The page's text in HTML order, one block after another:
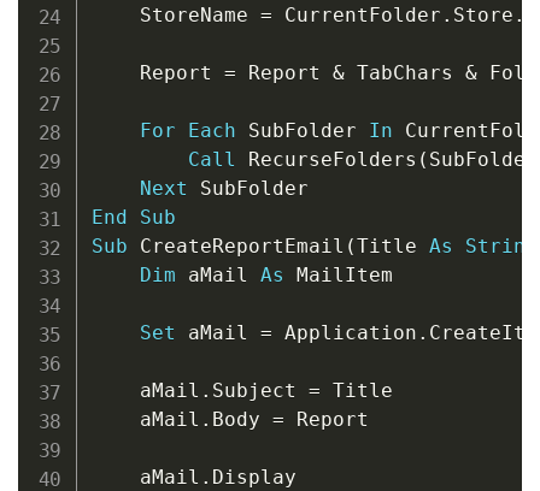
    StoreName
= CurrentFolder . Store .
    Report
= Report & TabChars &
For Each SubFolder In
Call RecurseFolders ( SubFolder
Next
End
Sub
Sub CreateReportEmail (Title As String
Dim aMail As MailItem
Set aMail = Application .
    aMail
. Subject = Title
    aMail
. Body = Report
    aMail
.